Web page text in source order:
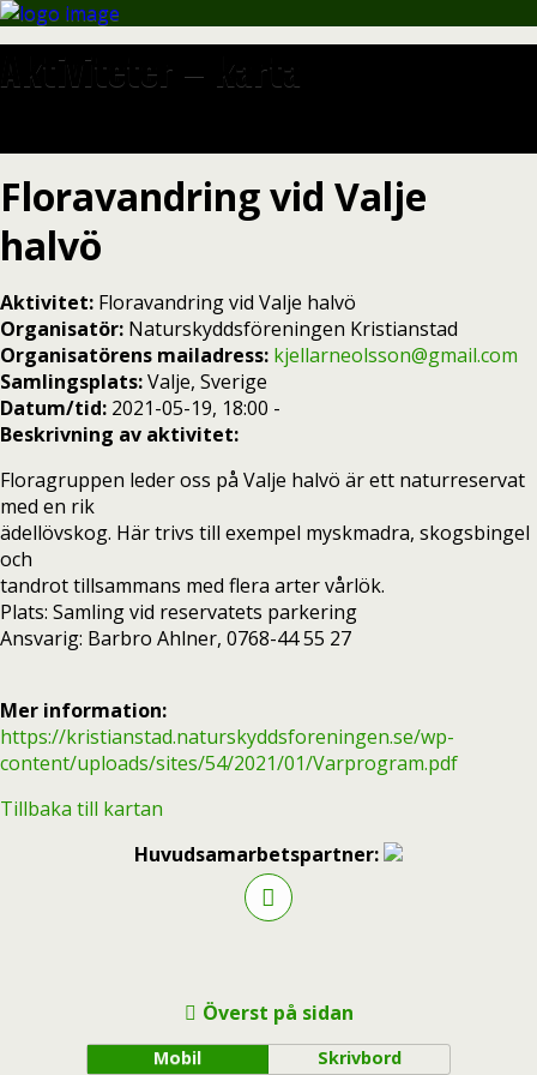
Aktiviteter – karta
Floravandring vid Valje
halvö
Aktivitet: Floravandring vid Valje halvö
Organisatör: Naturskyddsföreningen Kristianstad
Organisatörens mailadress: kjellarneolsson@gmail.com
Samlingsplats:Valje, Sverige
Datum/tid: 2021-05-19, 18:00 -
Beskrivning av aktivitet:
Floragruppen leder oss på Valje halvö är ett naturreservat
med en rik
ädellövskog. Här trivs till exempel myskmadra, skogsbingel
och
tandrot tillsammans med flera arter vårlök.
Plats: Samling vid reservatets parkering
Ansvarig: Barbro Ahlner, 0768-44 55 27
Mer information:
https://kristianstad.naturskyddsforeningen.se/wp-
content/uploads/sites/54/2021/01/Varprogram.pdf
Tillbaka till kartan
Huvudsamarbetspartner:
Överst på sidan
Mobil Skrivbord